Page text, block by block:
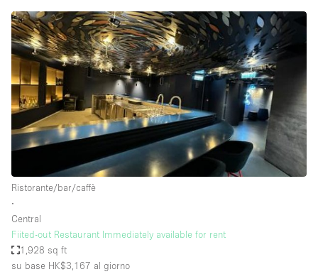
Ristorante/bar/caffè
∙
Central
Fiited-out Restaurant Immediately available for rent
1,928 sq ft
su base HK$3,167 al giorno